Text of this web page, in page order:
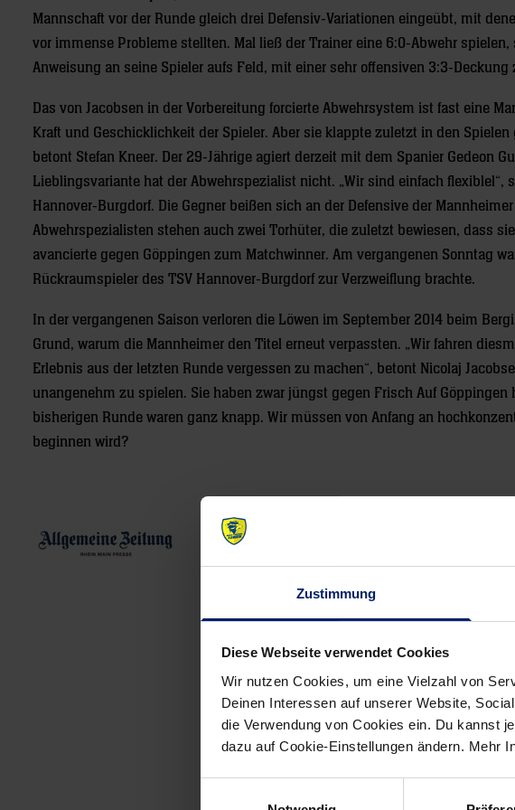
Zustimmung
Diese Webseite verwendet Cookies
Wir nutzen Cookies, um eine Vielzahl von
Deinen Interessen auf unserer Website,
die Verwendung von Cookies ein. Du kannst
dazu auf Cookie-Einstellungen ändern. Mehr
Mannschaft vor der Runde gleich drei Defensiv-Variationen eingeübt, mit
vor immense Probleme stellten. Mal ließ der Trainer eine 6:0-Abwehr
Anweisung an seine Spieler aufs Feld, mit einer sehr offensiven 3:3-Deckung
Das von Jacobsen in der Vorbereitung forcierte Abwehrsystem ist fast eine
Kraft und Geschicklichkeit der Spieler. Aber sie klappte zuletzt in den
betont Stefan Kneer. Der 29-Jährige agiert derzeit mit dem Spanier Gedeon
Lieblingsvariante hat der Abwehrspezialist nicht. „Wir sind einfach flexiblel“,
Hannover-Burgdorf. Die Gegner beißen sich an der Defensive der
Abwehrspezialisten stehen auch zwei Torhüter, die zuletzt bewiesen, dass
avancierte gegen Göppingen zum Matchwinner. Am vergangenen Sonntag
Rückraumspieler des TSV Hannover-Burgdorf zur Verzweiflung brachte.
In der vergangenen Saison verloren die Löwen im September 2014 beim
Grund, warum die Mannheimer den Titel erneut verpassten. „Wir fahren
Erlebnis aus der letzten Runde vergessen zu machen“, betont Nicolaj
unangenehm zu spielen. Sie haben zwar jüngst gegen Frisch Auf
bisherigen Runde waren ganz knapp. Wir müssen von Anfang an
beginnen wird?